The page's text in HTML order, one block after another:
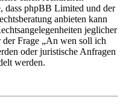
dass phpBB Limited und der
anbieten kann
jeglicher
Frage „An wen soll ich
oder juristische Anfragen
werden.